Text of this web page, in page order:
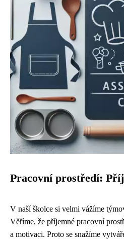
Pracovní prostředí:
V naší školce si velmi vážíme
Věříme, že příjemné pracovní
a motivaci. Proto se snažíme